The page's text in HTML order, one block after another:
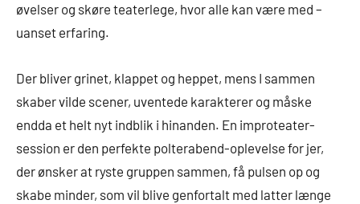
øvelser og skøre teaterlege, hvor alle kan være med –
uanset erfaring.
Der bliver grinet, klappet og heppet, mens I sammen
skaber vilde scener, uventede karakterer og måske
endda et helt nyt indblik i hinanden. En improteater-
session er den perfekte polterabend-oplevelse for jer,
der ønsker at ryste gruppen sammen, få pulsen op og
skabe minder, som vil blive genfortalt med latter længe